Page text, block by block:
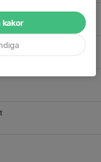
2026!
årsmöte!
kakor